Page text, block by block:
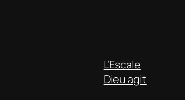
L’Escale
Dieu agit